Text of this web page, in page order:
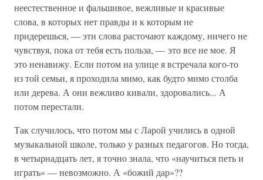
неестественное и фальшивое, вежливые и красивые
слова, в которых нет правды и к которым не
придерешься, — эти слова расточают каждому, ничего не
чувствуя, пока от тебя есть польза, — это все не мое. Я
это ненавижу. Если потом на улице я встречала кого-то
из той семьи, я проходила мимо, как будто мимо столба
или дерева. А они вежливо кивали, здоровались... А
потом перестали.
Так случилось, что потом мы с Ларой учились в одной
музыкальной школе, только у разных педагогов. Но тогда,
в четырнадцать лет, я точно знала, что «научиться петь и
играть» — невозможно. А «божий дар»??